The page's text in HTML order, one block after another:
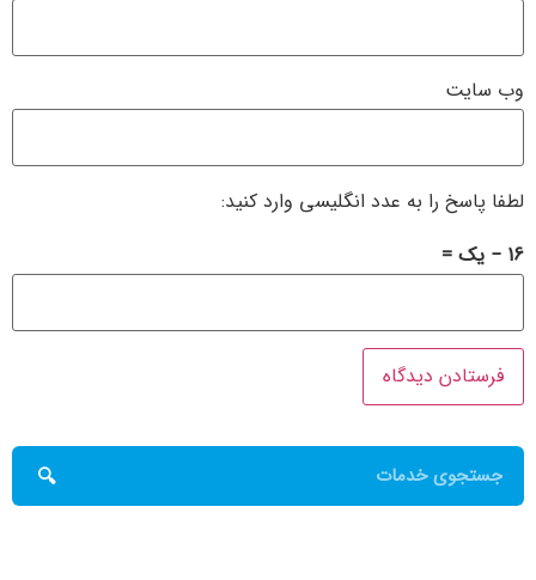
وب‌ سایت
لطفا پاسخ را به عدد انگلیسی وارد کنید:
16 − یک =